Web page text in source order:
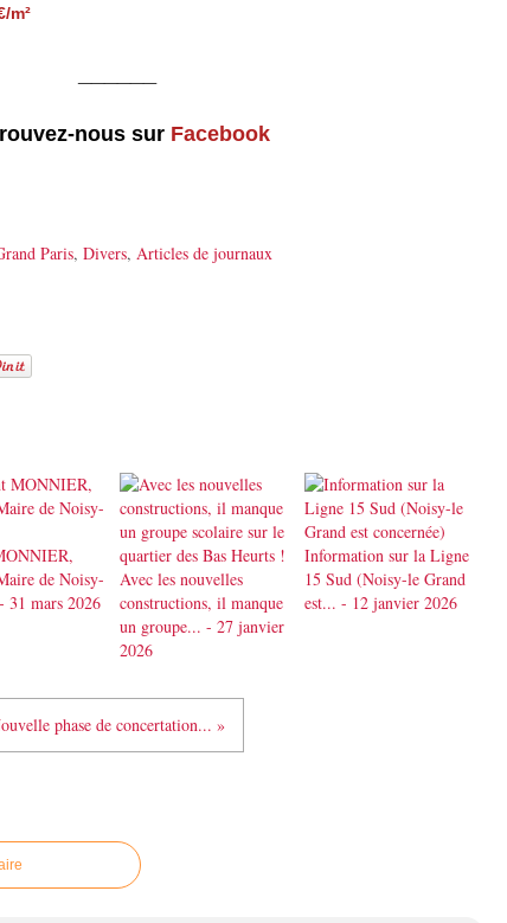
m²
nous sur Facebook
Paris, Divers, Articles de journaux
de Noisy-
31 mars 2026
Avec les nouvelles
constructions, il manque
un groupe... - 27 janvier
2026
Information sur la Ligne
15 Sud (Noisy-le Grand
est... - 12 janvier 2026
phase de concertation... »